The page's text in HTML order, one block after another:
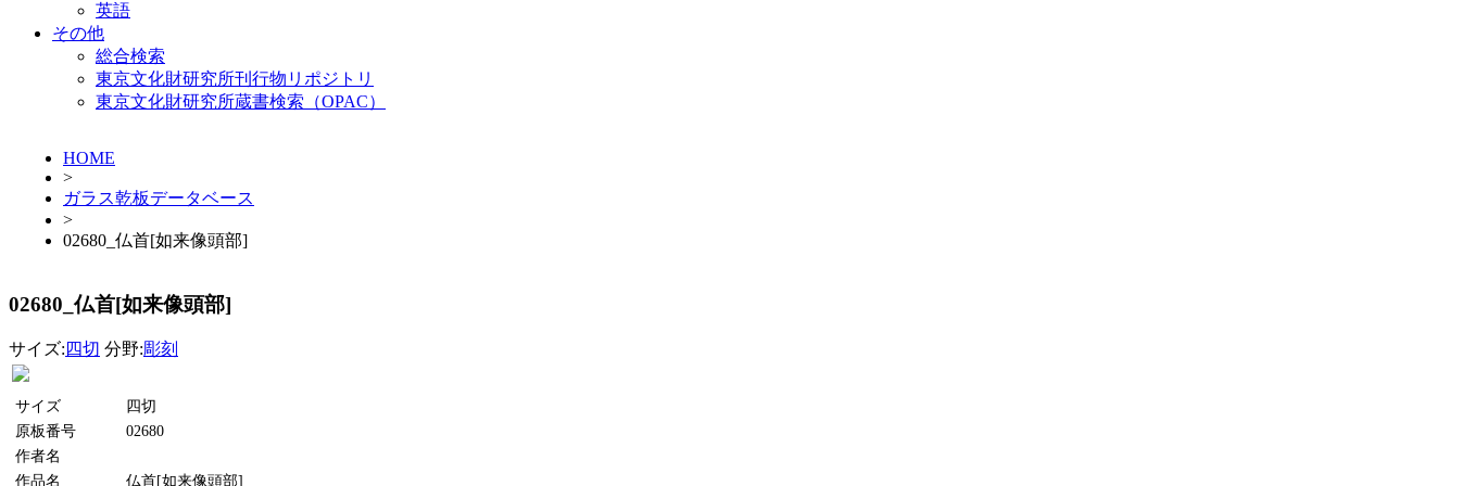
英語
その他
総合検索
東京文化財研究所刊行物リポジトリ
東京文化財研究所蔵書検索（OPAC）
HOME
>
ガラス乾板データベース
>
02680_仏首[如来像頭部]
02680_仏首[如来像頭部]
サイズ: 四切 分野:彫刻
サイズ
四切
原板番号
02680
作者名
作品名
仏首[如来像頭部]